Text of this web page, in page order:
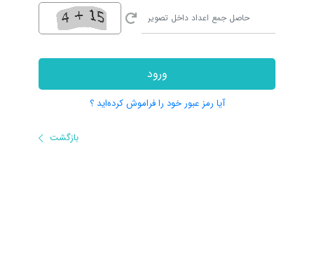
ورود
آیا رمز عبور خود را فراموش کرده‌اید ؟
بازگشت